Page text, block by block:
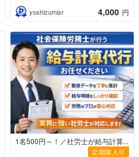
yoshizumisr 4,000 円
1名500円～！／社労士が給与計算...
定期購入可